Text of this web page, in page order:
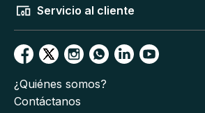
Servicio al cliente
¿Quiénes somos?
Contáctanos